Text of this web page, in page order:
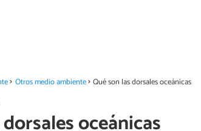
Otros medio ambiente Qué son las dorsales oceánicas
oceánicas